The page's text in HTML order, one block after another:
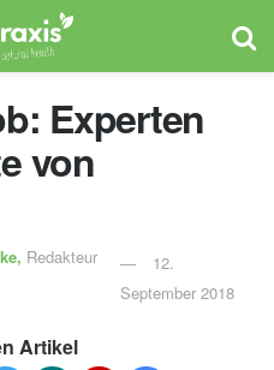
Experten
von
Redakteur
12.
September 2018
Artikel